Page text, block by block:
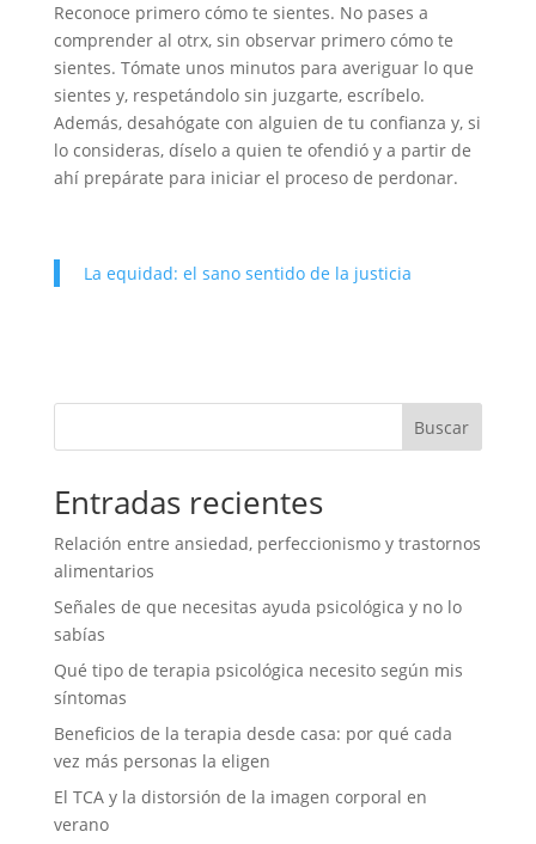
Reconoce primero cómo te sientes. No pases a
comprender al otrx, sin observar primero cómo te
sientes. Tómate unos minutos para averiguar lo que
sientes y, respetándolo sin juzgarte, escríbelo.
Además, desahógate con alguien de tu confianza y, si
lo consideras, díselo a quien te ofendió y a partir de
ahí prepárate para iniciar el proceso de perdonar.
La equidad: el sano sentido de la justicia
Buscar
Entradas recientes
Relación entre ansiedad, perfeccionismo y trastornos
alimentarios
Señales de que necesitas ayuda psicológica y no lo
sabías
Qué tipo de terapia psicológica necesito según mis
síntomas
Beneficios de la terapia desde casa: por qué cada
vez más personas la eligen
El TCA y la distorsión de la imagen corporal en
verano